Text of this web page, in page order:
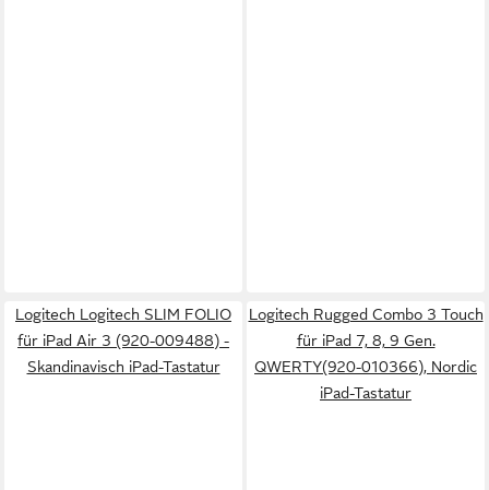
Logitech Logitech SLIM FOLIO
für iPad Air 3 (920-009488) -
Skandinavisch iPad-Tastatur
Logitech Rugged Combo 3 Touch
für iPad 7, 8, 9 Gen.
QWERTY(920-010366), Nordic
iPad-Tastatur